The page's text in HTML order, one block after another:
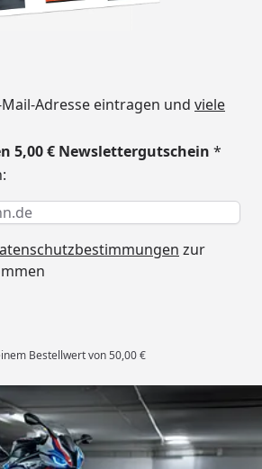
Adresse eintragen und viele
5,00 € Newslettergutschein *
zur
Bestellwert von 50,00 €
Trusted Shops